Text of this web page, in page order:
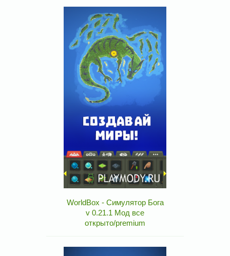
WorldBox - Симулятор Бога
v 0.21.1 Мод все
открыто/premium